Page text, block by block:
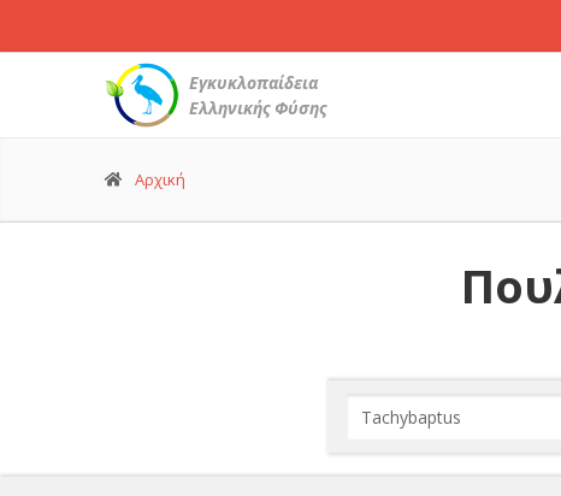
Εγκυκλοπαίδεια
Ελληνικής Φύσης
Αρχική